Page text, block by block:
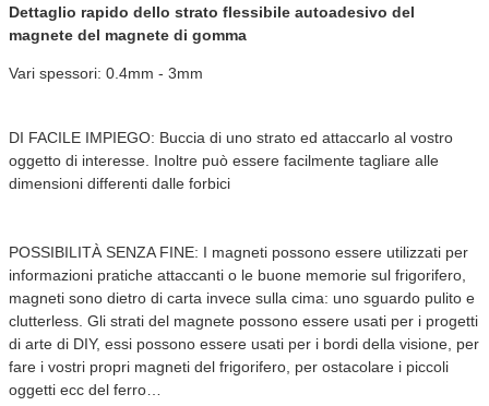
Dettaglio rapido dello strato flessibile autoadesivo del
magnete del magnete di gomma
Vari spessori: 0.4mm - 3mm
DI FACILE IMPIEGO: Buccia di uno strato ed attaccarlo al vostro
oggetto di interesse. Inoltre può essere facilmente tagliare alle
dimensioni differenti dalle forbici
POSSIBILITÀ SENZA FINE: I magneti possono essere utilizzati per
informazioni pratiche attaccanti o le buone memorie sul frigorifero,
magneti sono dietro di carta invece sulla cima: uno sguardo pulito e
clutterless. Gli strati del magnete possono essere usati per i progetti
di arte di DIY, essi possono essere usati per i bordi della visione, per
fare i vostri propri magneti del frigorifero, per ostacolare i piccoli
oggetti ecc del ferro…